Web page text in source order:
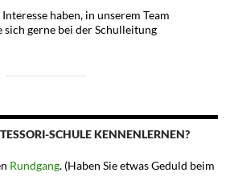
Interesse haben, in unserem Team
sich gerne bei der Schulleitung
SCHULE KENNENLERNEN?
Rundgang. (Haben Sie etwas Geduld beim